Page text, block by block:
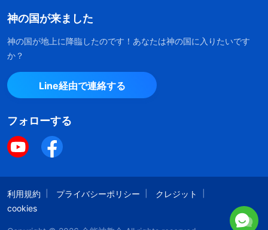
集会の後、楊兄弟の交わりについてよく考え
て、そのとき読んだ全能神の御言葉を読み直した。
全能神は言われます。「今日、聖書は神であり、神
は聖書であると人々は信じている。また、聖書のす
らはどれも神によって述べられたと信じている。神
を信じる人々は、旧約と新約の六十六書はすべて人
り、聖霊の発言を記録しているとさえ考えている。
これは人の誤った理解であって、事実とまったく一
致していない。実際、預言書を別にして、旧約の大
神の国が来ました
神の国が地上に降臨したのです！あなたは神の国に入りたいです
か？
Line経由で連絡する
フォローする
利用規約 プライバシーポリシー
クレジット
cookies